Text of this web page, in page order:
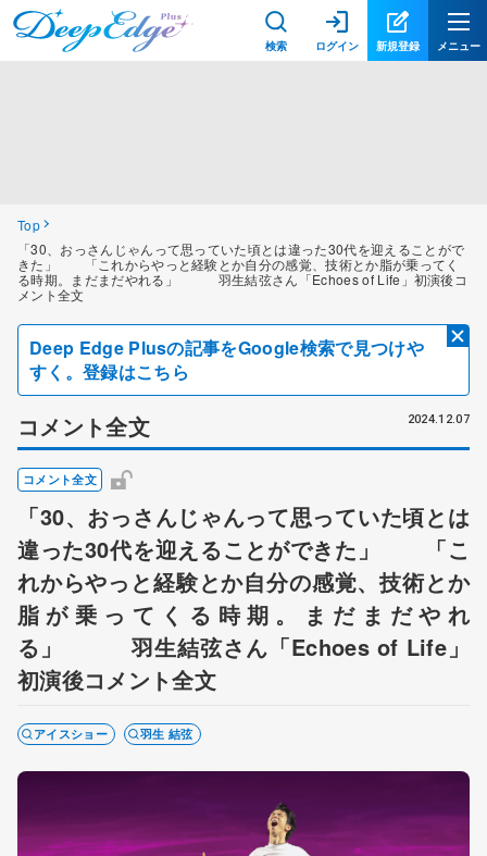
検索 ログイン 新規登録 メニュー
Top
「30、おっさんじゃんって思っていた頃とは違った30代を迎えることがで
きた」 「これからやっと経験とか自分の感覚、技術とか脂が乗ってく
る時期。まだまだやれる」 羽生結弦さん「Echoes of Life」初演後コ
メント全文
Deep Edge Plusの記事をGoogle検索で見つけや
すく。登録はこちら
コメント全文 2024.12.07
コメント全文
「30、おっさんじゃんって思っていた頃とは
違った30代を迎えることができた」 「こ
れからやっと経験とか自分の感覚、技術とか
脂が乗ってくる時期。まだまだやれ
る」 羽生結弦さん「Echoes of Life」
初演後コメント全文
アイスショー 羽生 結弦